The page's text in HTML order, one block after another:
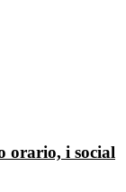
orario, i social